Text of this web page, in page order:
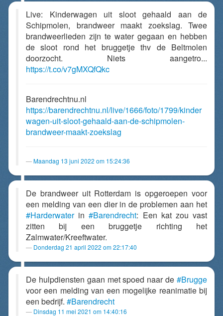
Live: Kinderwagen uit sloot gehaald aan de
Schipmolen, brandweer maakt zoekslag. Twee
brandweerlieden zijn te water gegaan en hebben
de sloot rond het bruggetje thv de Beltmolen
doorzocht. Niets aangetro...
https://t.co/v7gMXQfQkc
Barendrechtnu.nl
https://barendrechtnu.nl/live/1666/foto/1799/kinder
wagen-uit-sloot-gehaald-aan-de-schipmolen-
brandweer-maakt-zoekslag
Maandag 13 juni 2022 om 15:24:36
De brandweer uit Rotterdam is opgeroepen voor
een melding van een dier in de problemen aan het
#Harderwaterin#Barendrecht: Een kat zou vast
zitten bij een bruggetje richting het
Zalmwater/Kreeftwater.
Donderdag 21 april 2022 om 22:17:40
De hulpdiensten gaan met spoed naar de #Brugge
voor een melding van een mogelijke reanimatie bij
een bedrijf. #Barendrecht
Dinsdag 11 mei 2021 om 14:40:16